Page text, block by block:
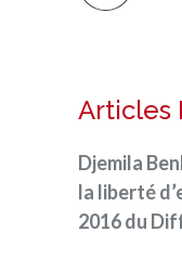
Articles
Djemila
la liberté
2016 du